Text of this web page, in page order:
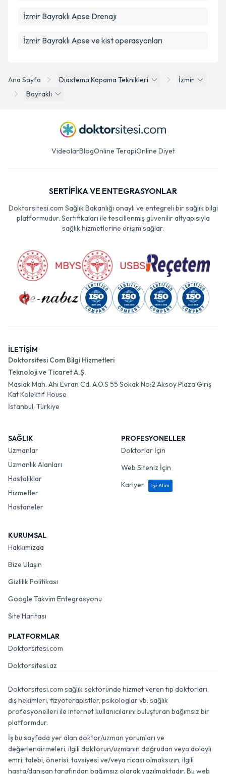
Ana Sayfa Diastema Kapama Teknikleri
İzmir
Bayraklı
İzmir Bayraklı Apse Drenajı
İzmir Bayraklı Apse ve kist operasyonları
VideolarBlogOnline TerapiOnline Diyet
SERTİFİKA VE ENTEGRASYONLAR
Doktorsitesi.com Sağlık Bakanlığı onaylı ve entegreli bir sağlık bilgi
platformudur. Sertifikaları ile tescillenmiş güvenilir altyapısıyla
sağlık hizmetlerine erişim sağlar.
İLETİŞİM
Doktorsitesi Com Bilgi Hizmetleri
Teknoloji ve Ticaret A.Ş.
Maslak Mah. Ahi Evran Cd. A.O.S 55 Sokak No:2 Aksoy Plaza Giriş
Kat Kolektif House
İstanbul, Türkiye
SAĞLIK
Uzmanlar
Uzmanlık Alanları
Hastalıklar
Hizmetler
Hastaneler
PROFESYONELLER
Doktorlar İçin
Web Siteniz İçin
Kariyer
İşe Alım
KURUMSAL
Hakkımızda
Bize Ulaşın
Gizlilik Politikası
Google Takvim Entegrasyonu
Site Haritası
PLATFORMLAR
Doktorsitesi.com
Doktorsitesi.az
Doktorsitesi.com sağlık sektöründe hizmet veren tıp doktorları,
diş hekimleri, fizyoterapistler, psikologlar vb. sağlık
profesyonelleri ile internet kullanıcılarını buluşturan bağımsız bir
platformdur.
İş bu sayfada yer alan doktor/uzman yorumları ve
değerlendirmeleri, ilgili doktorun/uzmanın doğrudan veya dolaylı
emri, talebi, önerisi, tavsiyesi ve/veya ricası olmaksızın, ilgili
hasta/danışan tarafından bağımsız olarak yazılmaktadır. Bu web